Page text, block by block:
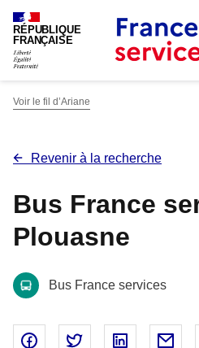
RÉPUBLIQUE
FRANÇAISE
Voir le fil d’Ariane
Revenir à la recherche
Bus France
Plouasne
Bus France services
Partager sur Facebook -
Partager surPartager